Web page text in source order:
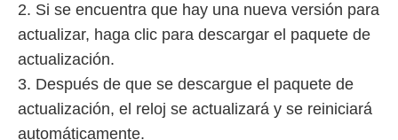
2. Si se encuentra que hay una nueva versión para
actualizar, haga clic para descargar el paquete de
actualización.
3. Después de que se descargue el paquete de
actualización, el reloj se actualizará y se reiniciará
automáticamente.